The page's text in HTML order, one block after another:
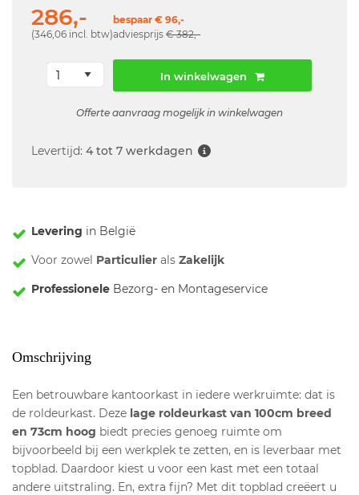
286,-
(346,06 incl. btw)
bespaar € 96,-
adviesprijs € 382,-
In winkelwagen
Offerte aanvraag mogelijk in winkelwagen
Levertijd: 4 tot 7 werkdagen
Levering in België
Voor zowel Particulier als Zakelijk
Professionele Bezorg- en Montageservice
Omschrijving
Een betrouwbare kantoorkast in iedere werkruimte: dat is
de roldeurkast. Deze lage roldeurkast van 100cm breed
en 73cm hoog biedt precies genoeg ruimte om
bijvoorbeeld bij een werkplek te zetten, en is leverbaar met
topblad. Daardoor kiest u voor een kast met een totaal
andere uitstraling. En, extra fijn? Met dit topblad creëert u